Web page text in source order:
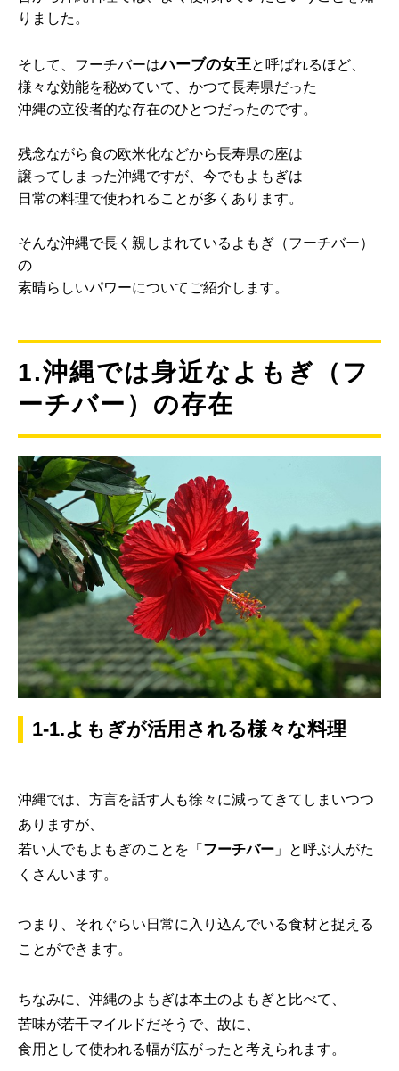
りました。
そして、フーチバーはハーブの女王と呼ばれるほど、
様々な効能を秘めていて、かつて長寿県だった
沖縄の立役者的な存在のひとつだったのです。
残念ながら食の欧米化などから長寿県の座は
譲ってしまった沖縄ですが、今でもよもぎは
日常の料理で使われることが多くあります。
そんな沖縄で長く親しまれているよもぎ（フーチバー）
の
素晴らしいパワーについてご紹介します。
1.沖縄では身近なよもぎ（フ
ーチバー）の存在
1-1.よもぎが活用される様々な料理
沖縄では、方言を話す人も徐々に減ってきてしまいつつ
ありますが、
若い人でもよもぎのことを「フーチバー 」と呼ぶ人がた
くさんいます。
つまり、それぐらい日常に入り込んでいる食材と捉える
ことができます。
ちなみに、沖縄のよもぎは本土のよもぎと比べて、
苦味が若干マイルドだそうで、故に、
食用として使われる幅が広がったと考えられます。